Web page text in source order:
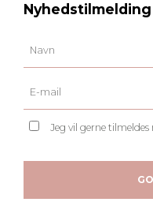
Nyhedstilmelding
Jeg vil gerne